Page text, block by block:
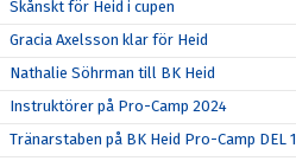
Skånskt för Heid i cupen
Gracia Axelsson klar för Heid
Nathalie Söhrman till BK Heid
Instruktörer på Pro-Camp 2024
Tränarstaben på BK Heid Pro-Camp DEL 1